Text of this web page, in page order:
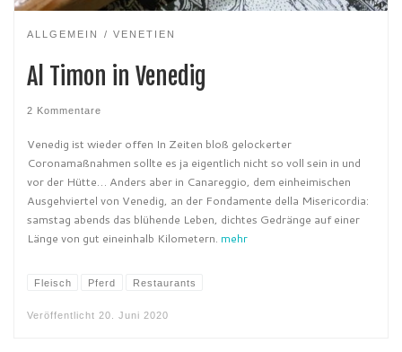
ALLGEMEIN VENETIEN
Al Timon in Venedig
2 Kommentare
Venedig ist wieder offen In Zeiten bloß gelockerter
Coronamaßnahmen sollte es ja eigentlich nicht so voll sein in und
vor der Hütte… Anders aber in Canareggio, dem einheimischen
Ausgehviertel von Venedig, an der Fondamente della Misericordia:
samstag abends das blühende Leben, dichtes Gedränge auf einer
Länge von gut eineinhalb Kilometern. mehr
Fleisch Pferd Restaurants
Veröffentlicht 20. Juni 2020